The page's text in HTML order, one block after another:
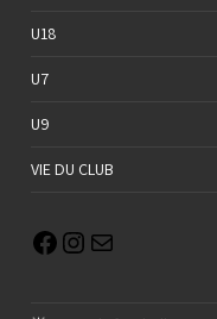
U18
U7
U9
VIE DU CLUB